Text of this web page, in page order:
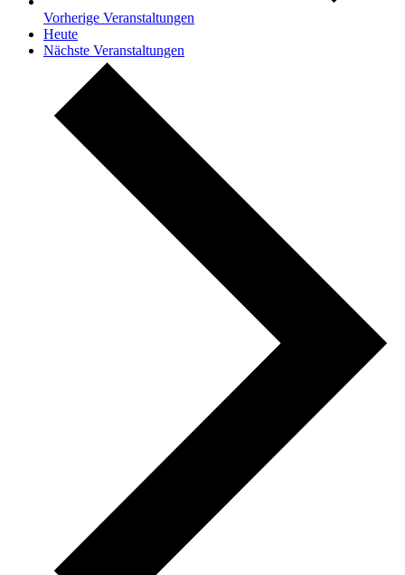
Vorherige Veranstaltungen
Heute
Nächste Veranstaltungen